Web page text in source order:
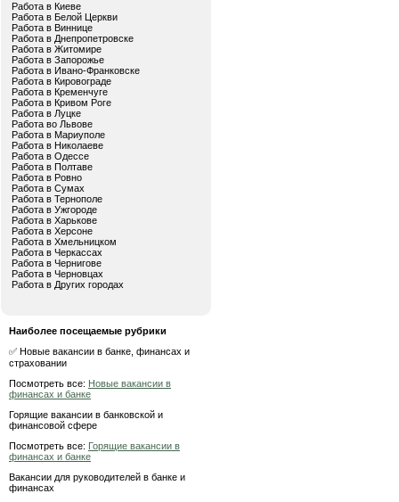
Работа в Киеве
Работа в Белой Церкви
Работа в Виннице
Работа в Днепропетровске
Работа в Житомире
Работа в Запорожье
Работа в Ивано-Франковске
Работа в Кировограде
Работа в Кременчуге
Работа в Кривом Роге
Работа в Луцке
Работа во Львове
Работа в Мариуполе
Работа в Николаеве
Работа в Одессе
Работа в Полтаве
Работа в Ровно
Работа в Сумах
Работа в Тернополе
Работа в Ужгороде
Работа в Харькове
Работа в Херсоне
Работа в Хмельницком
Работа в Черкассах
Работа в Чернигове
Работа в Черновцах
Работа в Других городах
Наиболее посещаемые рубрики
✅ Новые вакансии в банке, финансах и
страховании
Посмотреть все: Новые вакансии в
финансах и банке
Горящие вакансии в банковской и
финансовой сфере
Посмотреть все: Горящие вакансии в
финансах и банке
Вакансии для руководителей в банке и
финансах